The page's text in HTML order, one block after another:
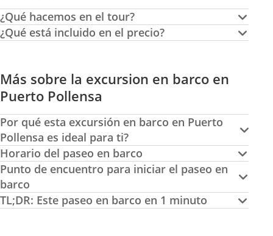
¿Qué hacemos en el tour?
¿Qué está incluido en el precio?
Más sobre la excursion en barco en
Puerto Pollensa
Por qué esta excursión en barco en Puerto
Pollensa es ideal para ti?
Horario del paseo en barco
Punto de encuentro para iniciar el paseo en
barco
TL;DR: Este paseo en barco en 1 minuto